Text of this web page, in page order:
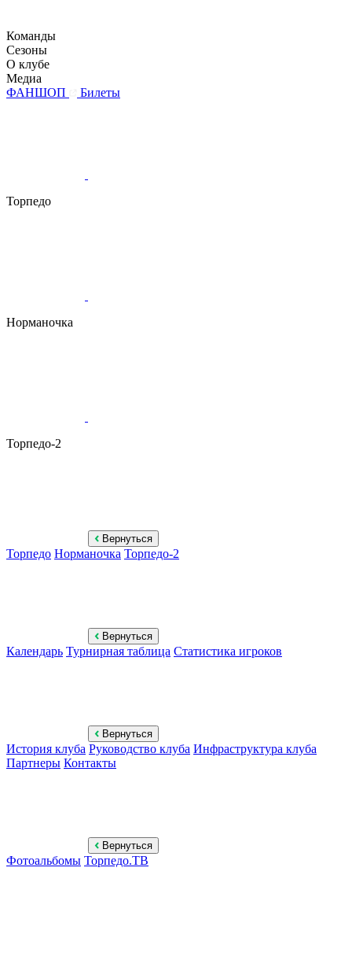
Команды
Сезоны
О клубе
Медиа
ФАНШОП
Билеты
Торпедо
Норманочка
Торпедо-2
Вернуться
Торпедо Норманочка Торпедо-2
Вернуться
Календарь Турнирная таблица Статистика игроков
Вернуться
История клуба Руководство клуба Инфраструктура клуба
Партнеры Контакты
Вернуться
Фотоальбомы Торпедо.ТВ